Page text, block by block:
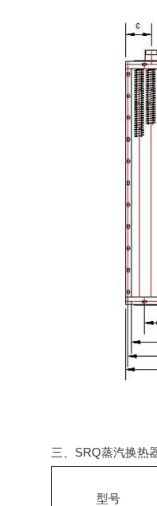
三、SRQ蒸汽换
型号